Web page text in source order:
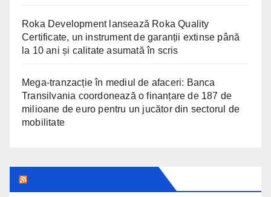
Roka Development lansează Roka Quality
Certificate, un instrument de garanții extinse până
la 10 ani și calitate asumată în scris
Mega-tranzacție în mediul de afaceri: Banca
Transilvania coordonează o finanțare de 187 de
milioane de euro pentru un jucător din sectorul de
mobilitate